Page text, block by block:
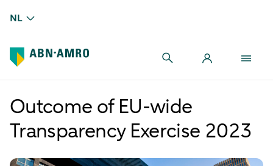
NL
Outcome of EU-wide
Transparency Exercise 2023